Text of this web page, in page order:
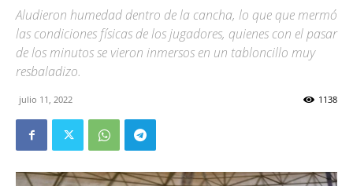
Aludieron humedad dentro de la cancha, lo que que mermó
las condiciones físicas de los jugadores, quienes con el pasar
de los minutos se vieron inmersos en un tabloncillo muy
resbaladizo.
julio 11, 2022 1138